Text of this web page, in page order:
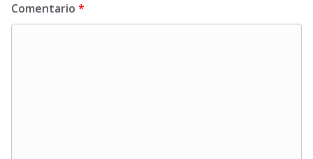
Comentario *